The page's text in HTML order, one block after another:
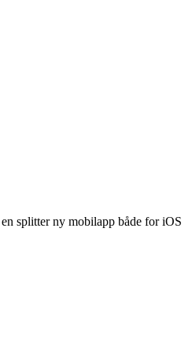
splitter ny mobilapp både for iOS